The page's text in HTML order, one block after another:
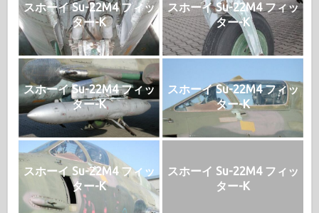
スホーイ Su-22M4 フィッ
ター-K
スホーイ Su-22M4 フィッ
ター-K
スホーイ Su-22M4 フィッ
ター-K
スホーイ Su-22M4 フィッ
ター-K
スホーイ Su-22M4 フィッ
ター-K
スホーイ Su-22M4 フィッ
ター-K